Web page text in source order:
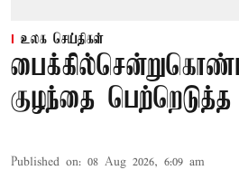
உலக செய்திகள்
குழந்தை
Published on: 08 Aug 2026, 6:09 am